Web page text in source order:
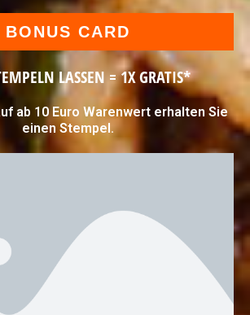
BONUS CARD
LASSEN = 1X GRATIS*
ab 10 Euro Warenwert erhalten Sie
einen Stempel.